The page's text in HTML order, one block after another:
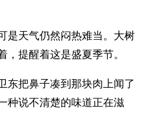
天气仍然闷热难当。大树
，提醒着这是盛夏季节。
把鼻子凑到那块肉上闻了
种说不清楚的味道正在滋